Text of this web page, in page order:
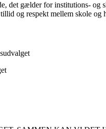
det gælder for institutions- og
og respekt mellem skole og